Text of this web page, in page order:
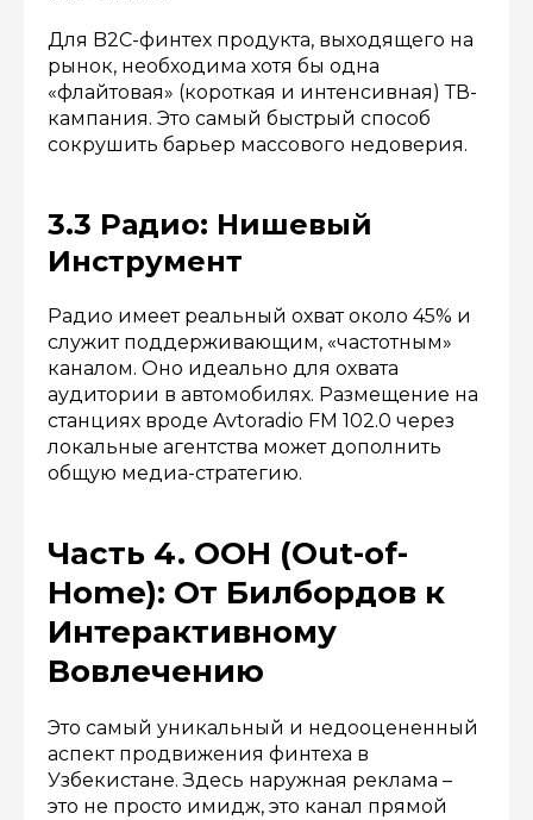
Для B2C-финтех продукта, выходящего на
рынок, необходима хотя бы одна
«флайтовая» (короткая и интенсивная) ТВ-
кампания. Это самый быстрый способ
сокрушить барьер массового недоверия.
3.3 Радио: Нишевый
Инструмент
Радио имеет реальный охват около 45% и
служит поддерживающим, «частотным»
каналом. Оно идеально для охвата
аудитории в автомобилях. Размещение на
станциях вроде Avtoradio FM 102.0 через
локальные агентства может дополнить
общую медиа-стратегию.
Часть 4. OOH (Out-of-
Home): От Билбордов к
Интерактивному
Вовлечению
Это самый уникальный и недооцененный
аспект продвижения финтеха в
Узбекистане. Здесь наружная реклама –
это не просто имидж, это канал прямой